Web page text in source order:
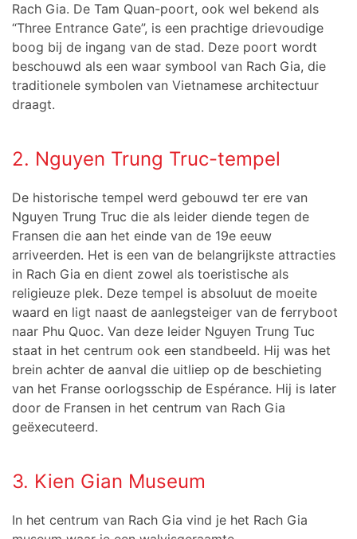
Rach Gia. De Tam Quan-poort, ook wel bekend als
“Three Entrance Gate”, is een prachtige drievoudige
boog bij de ingang van de stad. Deze poort wordt
beschouwd als een waar symbool van Rach Gia, die
traditionele symbolen van Vietnamese architectuur
draagt.
2. Nguyen Trung Truc-tempel
De historische tempel werd gebouwd ter ere van
Nguyen Trung Truc die als leider diende tegen de
Fransen die aan het einde van de 19e eeuw
arriveerden. Het is een van de belangrijkste attracties
in Rach Gia en dient zowel als toeristische als
religieuze plek. Deze tempel is absoluut de moeite
waard en ligt naast de aanlegsteiger van de ferryboot
naar Phu Quoc. Van deze leider Nguyen Trung Tuc
staat in het centrum ook een standbeeld. Hij was het
brein achter de aanval die uitliep op de beschieting
van het Franse oorlogsschip de Espérance. Hij is later
door de Fransen in het centrum van Rach Gia
geëxecuteerd.
3. Kien Gian Museum
In het centrum van Rach Gia vind je het Rach Gia